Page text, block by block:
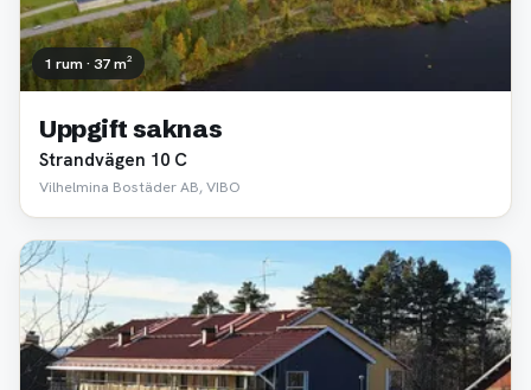
1 rum · 37 m²
Uppgift saknas
Strandvägen 10 C
Vilhelmina Bostäder AB, VIBO